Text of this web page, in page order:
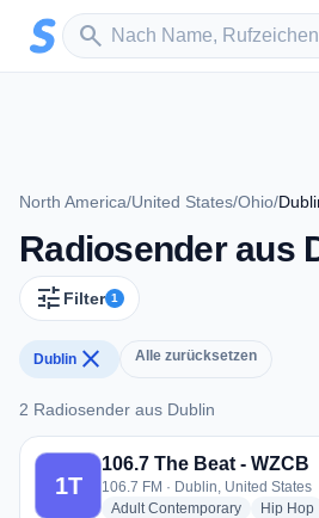
Zum Hauptinhalt springen
search
Sender suchen
North America/United States/Ohio/
Radiosender aus
tune Filter 1
Dublin close Alle zurücksetzen
2 Radiosender aus Dublin
2 Radiosender aus Dublin
1T
106.7 The Beat - WZCB
106.7 FM · Dublin, United States
Adult Contemporaryradio stations
Hip Hop